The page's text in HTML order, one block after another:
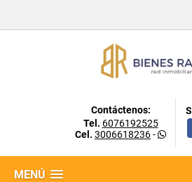
Contáctenos:
Tel. 6076192525
Cel. 3006618236-
MENÚ